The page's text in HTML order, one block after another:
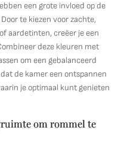
een grote invloed op de
te kiezen voor zachte,
aardetinten, creëer je een
deze kleuren met
om een gebalanceerd
de kamer een ontspannen
je optimaal kunt genieten
om rommel te